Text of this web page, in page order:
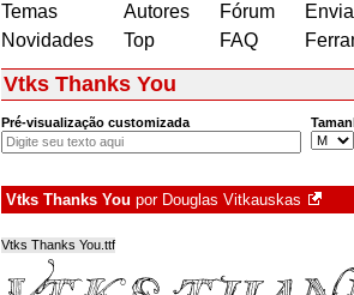
Temas
Novidades
Autores
Top
Fórum
FAQ
Vtks Thanks You
Pré-visualização customizada
Vtks Thanks You por Douglas Vitkauskas
Vtks Thanks You.ttf